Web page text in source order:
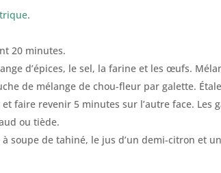
.
20 minutes.
d’épices, le sel, la farine et les œufs.
de mélange de chou-fleur par galette.
faire revenir 5 minutes sur l’autre face. Les
ou tiède.
soupe de tahiné, le jus d’un demi-citron et